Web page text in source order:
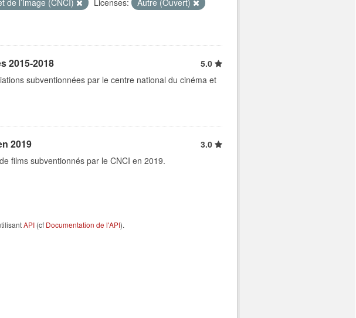
de l’Image (CNCI) Licenses:
Autre (Ouvert)
2015-2018
5.0
subventionnées par le centre national du cinéma et
2019
3.0
films subventionnés par le CNCI en 2019.
API (cf Documentation de l'API).